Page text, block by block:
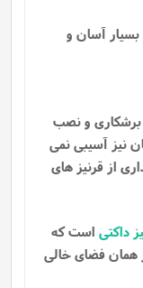
آسان و
برشکاری و نصب
نیز آسیبی نمی
از قرنیز های
داکتی است که
همان فضای خالی